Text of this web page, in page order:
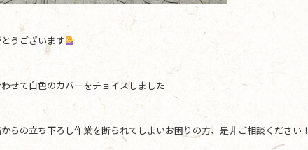
うございます
せて白色のカバーをチョイスしました
らの立ち下ろし作業を断られてしまいお困りの方、是非ご相談ください！